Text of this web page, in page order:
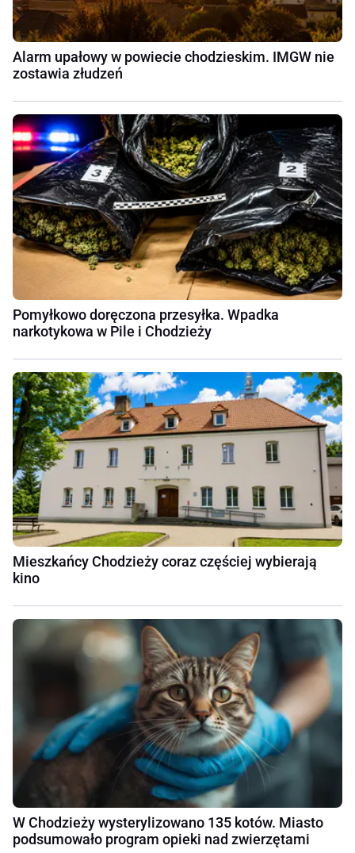
Alarm upałowy w powiecie chodzieskim. IMGW nie
zostawia złudzeń
Pomyłkowo doręczona przesyłka. Wpadka
narkotykowa w Pile i Chodzieży
Mieszkańcy Chodzieży coraz częściej wybierają
kino
W Chodzieży wysterylizowano 135 kotów. Miasto
podsumowało program opieki nad zwierzętami